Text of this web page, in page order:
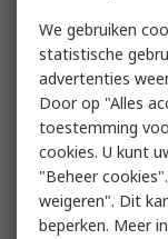
We gebruiken
statistische
advertenties
Door op "Alles
toestemming
cookies. U kunt
"Beheer
weigeren". Dit
beperken. Meer